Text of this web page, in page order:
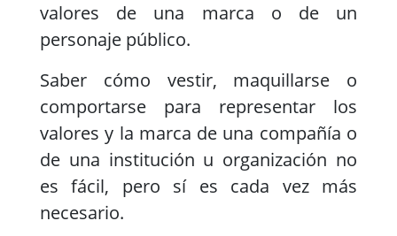
valores de una marca o de un
personaje público.
Saber cómo vestir, maquillarse o
comportarse para representar los
valores y la marca de una compañía o
de una institución u organización no
es fácil, pero sí es cada vez más
necesario.